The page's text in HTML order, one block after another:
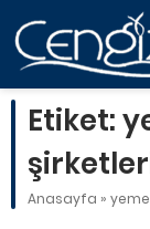
Etiket:
Anasayfa »